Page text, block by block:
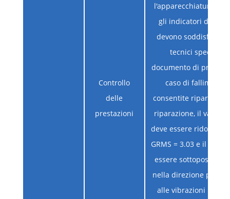
Controllo
delle
prestazioni
l'apparecchiatura
gli indicatori di
devono soddisfare i
tecnici
documento di
caso di fallimento,
consentite
riparazione, il valore
deve essere ridotto a
GRMS = 3.03 e il
essere sottoposto a
nella direzione più
alle vibrazioni per